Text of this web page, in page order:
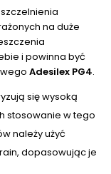
na duże
i powinna być
Adesilex PG4.
się wysoką
stosowanie w tego
należy użyć
dopasowując je